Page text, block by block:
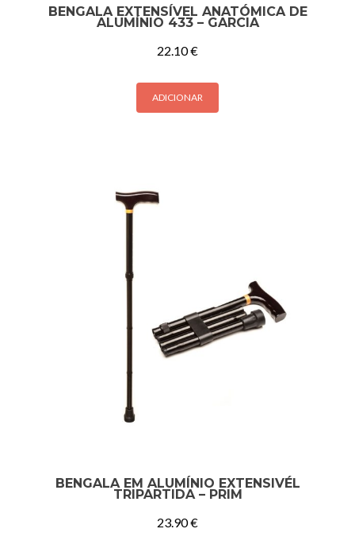
BENGALA EXTENSÍVEL ANATÓMICA DE
ALUMÍNIO 433 – GARCIA
22.10€
ADICIONAR
BENGALA EM ALUMÍNIO EXTENSIVÉL
TRIPARTIDA – PRIM
23.90€